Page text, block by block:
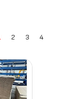
2 3 4